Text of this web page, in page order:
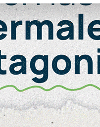
Educación
de